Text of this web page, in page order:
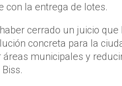
con la entrega de lotes.
cerrado un juicio
concreta para la
municipales y